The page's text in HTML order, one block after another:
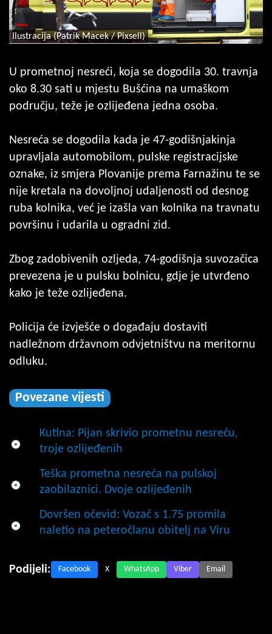
Ilustracija (Patrik Macek / Pixsell)
U prometnoj nesreći, koja se dogodila 30. travnja
oko 8.30 sati u mjestu Bušćina na umaškom
području, teže je ozlijeđena jedna osoba.
Nesreća se dogodila kada je 47-godišnjakinja
upravljala automobilom, pulske registracijske
oznake, iz smjera Plovanije prema Farnažinu te se
nije kretala na dovoljnoj udaljenosti od desnog
ruba kolnika, već je izašla van kolnika na travnatu
površinu i udarila u ogradni zid.
Zbog zadobivenih ozljeda, 74-godišnja suvozačica
prevezena je u pulsku bolnicu, gdje je utvrđeno
kako je teže ozlijeđena.
Policija će izvješće o događaju dostaviti
nadležnom državnom odvjetništvu na meritornu
odluku.
Povezane vijesti
Kutina: Pijan skrivio prometnu nesreću,
troje ozlijeđenih
Teška prometna nesreća na pulskoj
zaobilaznici. Dvoje ozlijeđenih
Dovršen očevid: Vozač s 1.75 promila
naletio na peteročlanu obitelj na Viru
Podijeli: Facebook X WhatsApp Viber Email